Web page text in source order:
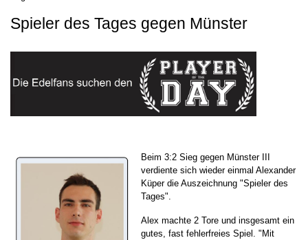
Spieler des Tages gegen Münster
Beim 3:2 Sieg gegen Münster III
verdiente sich wieder einmal Alexander
Küper die Auszeichnung "Spieler des
Tages".
Alex machte 2 Tore und insgesamt ein
gutes, fast fehlerfreies Spiel. "Mit